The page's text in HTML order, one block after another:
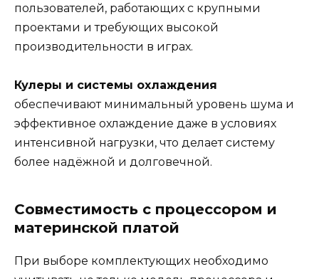
пользователей, работающих с крупными
проектами и требующих высокой
производительности в играх.
Кулеры и системы охлаждения
обеспечивают минимальный уровень шума и
эффективное охлаждение даже в условиях
интенсивной нагрузки, что делает систему
более надёжной и долговечной.
Совместимость с процессором и
материнской платой
При выборе комплектующих необходимо